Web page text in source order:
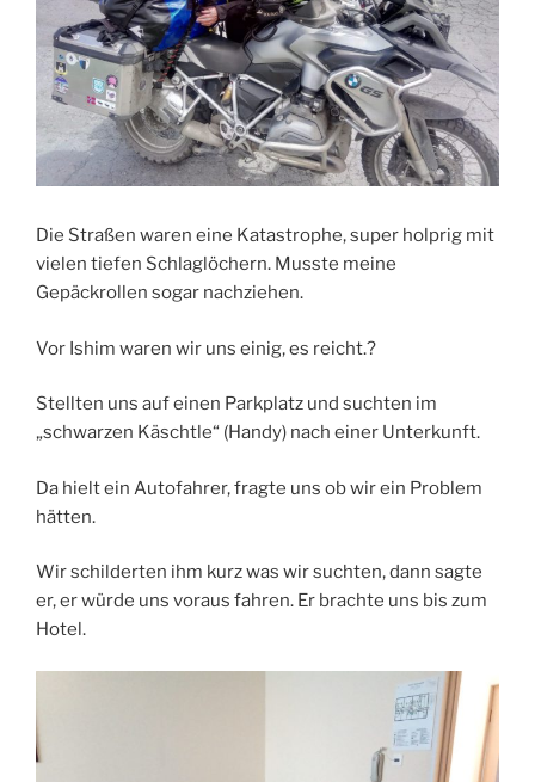
Die Straßen waren eine Katastrophe, super holprig mit
vielen tiefen Schlaglöchern. Musste meine
Gepäckrollen sogar nachziehen.
Vor Ishim waren wir uns einig, es reicht.?
Stellten uns auf einen Parkplatz und suchten im
„schwarzen Käschtle“ (Handy) nach einer Unterkunft.
Da hielt ein Autofahrer, fragte uns ob wir ein Problem
hätten.
Wir schilderten ihm kurz was wir suchten, dann sagte
er, er würde uns voraus fahren. Er brachte uns bis zum
Hotel.